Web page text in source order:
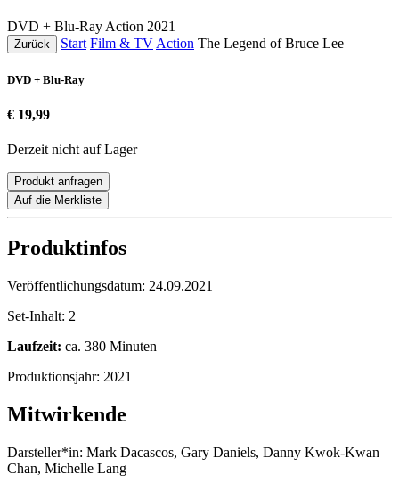
DVD + Blu-Ray Action 2021
Zurück Start Film & TV Action The Legend of Bruce Lee
DVD + Blu-Ray
€ 19,99
Derzeit nicht auf Lager
Produkt anfragen
Auf die Merkliste
Produktinfos
Veröffentlichungsdatum: 24.09.2021
Set-Inhalt: 2
Laufzeit: ca. 380 Minuten
Produktionsjahr: 2021
Mitwirkende
Darsteller*in: Mark Dacascos, Gary Daniels, Danny Kwok-Kwan
Chan, Michelle Lang